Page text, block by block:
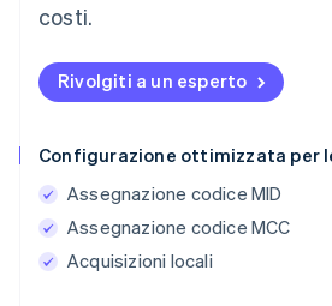
costi.
Rivolgiti a un esperto
Configurazione ottimizzata per
Assegnazione codice MID
Assegnazione codice MCC
Acquisizioni locali